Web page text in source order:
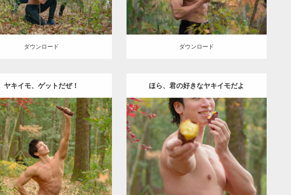
ロード
ダウンロード
ダウンロード
ダウンロード
ヤキイモ、ゲットだぜ！
Update:2022.01.20
紅葉とマッチョ inori
AKIHITO(細マッチョ) 腹筋
ロード
ほら、君の好きなヤキイモだよ
Update:
2022.01.20
Category:紅葉とマッチョ inori
SOSUKE
ダウンロード